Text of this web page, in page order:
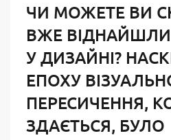
ЧИ МОЖЕТЕ ВИ
ВЖЕ ВІДНАЙШЛИ
У ДИЗАЙНІ?
ЕПОХУ
ПЕРЕСИЧЕННЯ,
ЗДАЄТЬСЯ, БУЛО